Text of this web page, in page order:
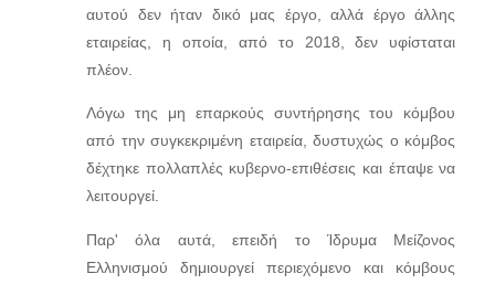
αυτού δεν ήταν δικό μας έργο, αλλά έργο άλλης
εταιρείας, η οποία, από το 2018, δεν υφίσταται
πλέον.
Λόγω της μη επαρκούς συντήρησης του κόμβου
από την συγκεκριμένη εταιρεία, δυστυχώς ο κόμβος
δέχτηκε πολλαπλές κυβερνο-επιθέσεις και έπαψε να
λειτουργεί.
Παρ' όλα αυτά, επειδή το Ίδρυμα Μείζονος
Ελληνισμού δημιουργεί περιεχόμενο και κόμβους